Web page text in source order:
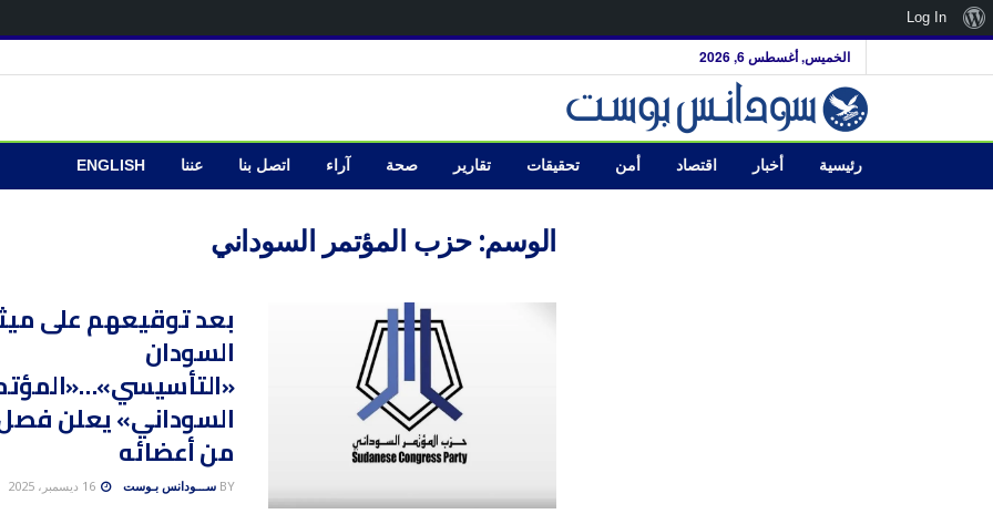
الخميس, أغسطس 6, 2026
رئيسية أخبار اقتصاد أمن تحقيقات تقارير صحة آراء اتصل بنا عننا ENGLISH
الوسم:حزب المؤتمر السوداني
بعد توقيعهم على
السودان
من أعضائه
BY ســـودانس بـوست 16 ديسمبر، 2025
نبذةLog In